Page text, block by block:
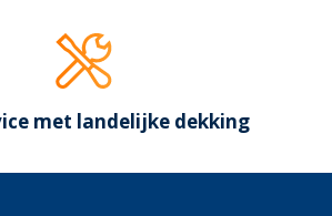
met landelijke dekking